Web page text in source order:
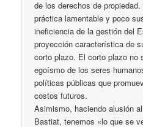
de los derechos de
práctica lamentable y poco
ineficiencia de la gestión del
proyección característica de
corto plazo. El corto plazo no
egoísmo de los seres
políticas públicas que
costos futuros.
Asimismo, haciendo alusión
Bastiat, tenemos «lo que se